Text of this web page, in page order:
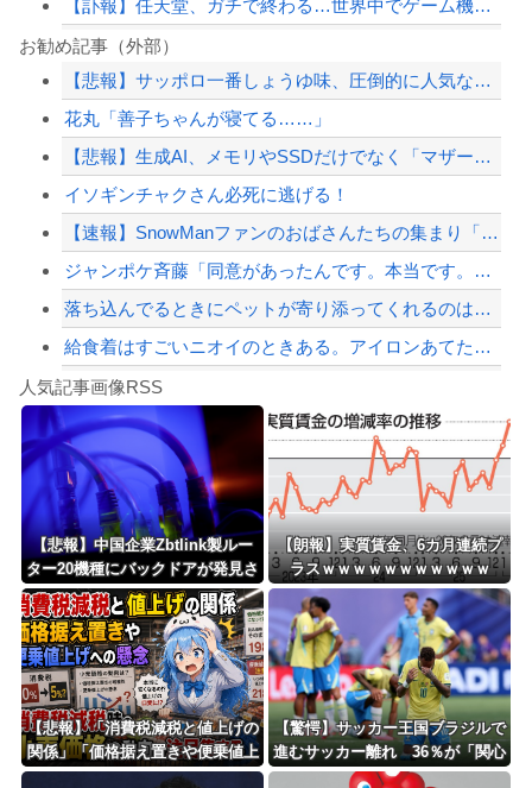
【訃報】任天堂、ガチで終わる…世界中でゲーム機が売れなくなってしまった模様
【朗報】中居正広さん、また聖人エピソードが追加されるｗｗｗｗｗ
東大「貯金あと数年で尽きます」→研究者削減へ…
【緊急速報】NYで警官が黒人男性の首を絞め、暴動第二波不可避へ
Powered by livedoor 相互RSS
お勧め記事（外部）
【悲報】サッポロ一番しょうゆ味、圧倒的に人気なしｗｗｗｗｗｗｗｗｗｗ
花丸「善子ちゃんが寝てる……」
【悲報】生成AI、メモリやSSDだけでなく「マザーボード」まで値上げさせてしまい...
イソギンチャクさん必死に逃げる！
【速報】SnowManファンのおばさんたちの集まり「Snow Woman」、ライ...
ジャンポケ斉藤「同意があったんです。本当です。信じて下さい」 ←何でこの主張が通...
落ち込んでるときにペットが寄り添ってくれるのは本当になぐさめようとしてるの？
給食着はすごいニオイのときある。アイロンあてたときにむせ込むほどにクッッッサ！っ...
【動画】高速道路を走行中の車からリアガラスが飛んでくる事故(ﾟoﾟ)
8/4のニュース
日本旅行キャンセルすべきか…1万年ぶり史上最大級の火山の兆し＝韓国の反応
更新中止のお知らせ
海外「おめでとうタキ！」リヴァプール南野がバースデーゴール！！
Powered by livedoor 相互RSS
人気記事画像RSS
【悲報】中国企業Zbtlink製ルー
ター20機種にバックドアが発見さ
れるｗｗｗｗｗｗｗｗｗ
【朗報】実質賃金、6カ月連続プ
ラスｗｗｗｗｗｗｗｗｗｗｗ
【悲報】「消費税減税と値上げの
関係」「価格据え置きや便乗値上
げへの懸念」 – 消費税減税時の
【驚愕】サッカー王国ブラジルで
進むサッカー離れ 36％が「関心
なし」